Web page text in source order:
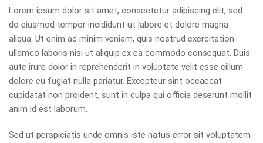
Lorem ipsum dolor sit amet, consectetur adipiscing elit, sed
do eiusmod tempor incididunt ut labore et dolore magna
aliqua. Ut enim ad minim veniam, quis nostrud exercitation
ullamco laboris nisi ut aliquip ex ea commodo consequat. Duis
aute irure dolor in reprehenderit in voluptate velit esse cillum
dolore eu fugiat nulla pariatur. Excepteur sint occaecat
cupidatat non proident, sunt in culpa qui officia deserunt mollit
anim id est laborum.
Sed ut perspiciatis unde omnis iste natus error sit voluptatem